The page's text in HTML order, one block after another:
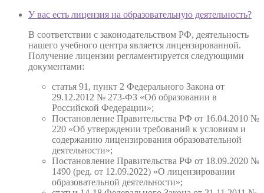
У вас есть лицензия на образовательную деятельность?
В соответствии с законодательством РФ, деятельность
нашего учебного центра является лицензированной.
Получение лицензии регламентируется следующими
документами:
статья 91, пункт 2 Федерального Закона от
29.12.2012 № 273-ФЗ «Об образовании в
Российской Федерации»;
Постановление Правительства РФ от 16.04.2010 №
220 «Об утверждении требований к условиям и
содержанию лицензирования образовательной
деятельности»;
Постановление Правительства РФ от 18.09.2020 №
1490 (ред. от 12.09.2022) «О лицензировании
образовательной деятельности»;